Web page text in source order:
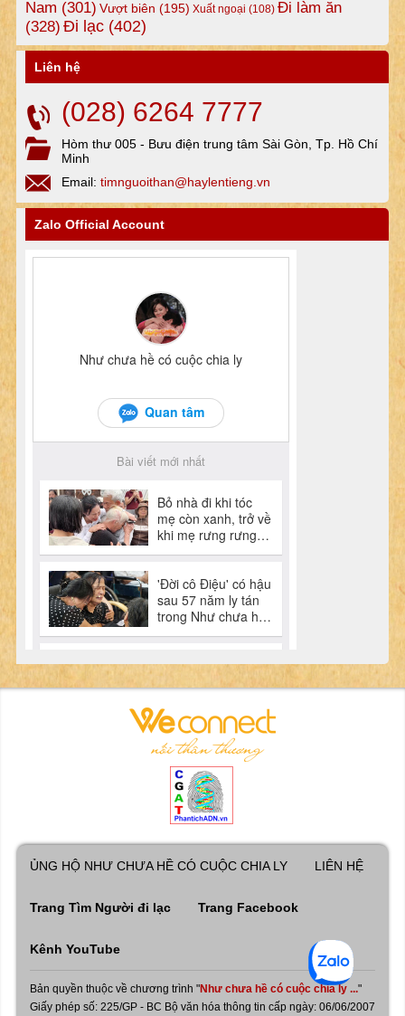
Nam (301) Vượt biên (195) Xuất ngoại (108) Đi làm ăn
(328) Đi lạc(402)
Liên hệ
(028) 6264 7777
Hòm thư 005 - Bưu điện trung tâm Sài Gòn, Tp. Hồ Chí
Minh
Email: timnguoithan@haylentieng.vn
Zalo Official Account
ỦNG HỘ NHƯ CHƯA HỀ CÓ CUỘC CHIA LY LIÊN HỆ
Trang Tìm Người đi lạc Trang Facebook
Kênh YouTube
Bản quyền thuộc về chương trình "Như chưa hề có cuộc chia ly ..."
Giấy phép số: 225/GP - BC Bộ văn hóa thông tin cấp ngày: 06/06/2007